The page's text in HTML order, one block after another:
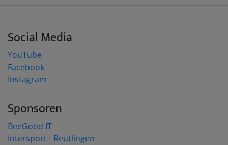
Mittagspause und entsprechend zum
ihr Feedback an die Prüflinge und
appellierten an die Prüflinge, sich der
Verantwortung als Trainer bewusst zu
Ausführung der Techniken zu arbeiten.
Die Gio-To Zeremonie wurde nach der
Mittagspause in Anwesenheit von
Social Media
YouTube
Facebook
Instagram
Sponsoren
BeeGood IT
Intersport - Reutlingen